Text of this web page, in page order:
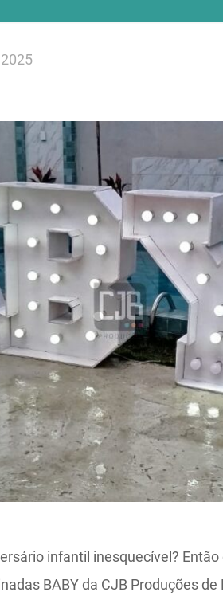
infantil inesquecível?
BABY da CJB Produções de